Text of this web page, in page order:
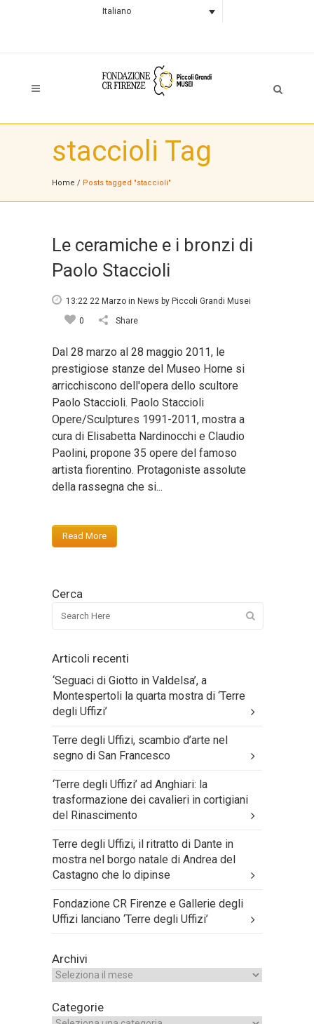
Italiano
staccioli Tag
Home / Posts tagged "staccioli"
Le ceramiche e i bronzi di
Paolo Staccioli
13:22 22 Marzo in News by Piccoli Grandi Musei
0
Share
Dal 28 marzo al 28 maggio 2011, le
prestigiose stanze del Museo Horne si
arricchiscono dell'opera dello scultore
Paolo Staccioli. Paolo Staccioli
Opere/Sculptures 1991-2011, mostra a
cura di Elisabetta Nardinocchi e Claudio
Paolini, propone 35 opere del famoso
artista fiorentino. Protagoniste assolute
della rassegna che si...
Read More
Cerca
Articoli recenti
‘Seguaci di Giotto in Valdelsa’, a
Montespertoli la quarta mostra di ‘Terre
degli Uffizi’
Terre degli Uffizi, scambio d’arte nel
segno di San Francesco
‘Terre degli Uffizi’ ad Anghiari: la
trasformazione dei cavalieri in cortigiani
del Rinascimento
Terre degli Uffizi, il ritratto di Dante in
mostra nel borgo natale di Andrea del
Castagno che lo dipinse
Fondazione CR Firenze e Gallerie degli
Uffizi lanciano ‘Terre degli Uffizi’
Archivi
Categorie